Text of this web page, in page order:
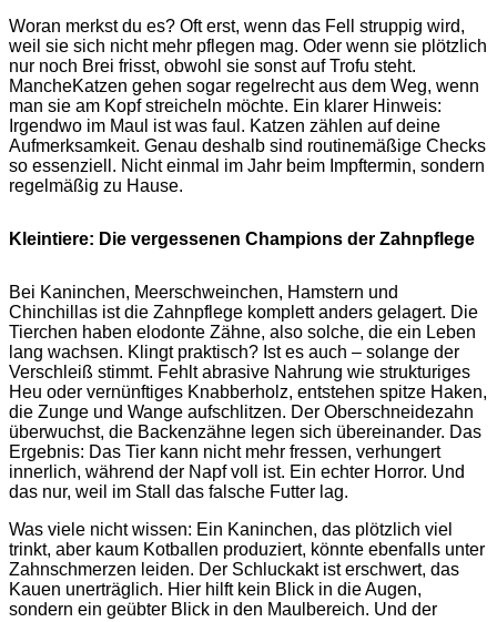
Woran merkst du es? Oft erst, wenn das Fell struppig wird,
weil sie sich nicht mehr pflegen mag. Oder wenn sie plötzlich
nur noch Brei frisst, obwohl sie sonst auf Trofu steht.
MancheKatzen gehen sogar regelrecht aus dem Weg, wenn
man sie am Kopf streicheln möchte. Ein klarer Hinweis:
Irgendwo im Maul ist was faul. Katzen zählen auf deine
Aufmerksamkeit. Genau deshalb sind routinemäßige Checks
so essenziell. Nicht einmal im Jahr beim Impftermin, sondern
regelmäßig zu Hause.
Kleintiere: Die vergessenen Champions der Zahnpflege
Bei Kaninchen, Meerschweinchen, Hamstern und
Chinchillas ist die Zahnpflege komplett anders gelagert. Die
Tierchen haben elodonte Zähne, also solche, die ein Leben
lang wachsen. Klingt praktisch? Ist es auch – solange der
Verschleiß stimmt. Fehlt abrasive Nahrung wie strukturiges
Heu oder vernünftiges Knabberholz, entstehen spitze Haken,
die Zunge und Wange aufschlitzen. Der Oberschneidezahn
überwuchst, die Backenzähne legen sich übereinander. Das
Ergebnis: Das Tier kann nicht mehr fressen, verhungert
innerlich, während der Napf voll ist. Ein echter Horror. Und
das nur, weil im Stall das falsche Futter lag.
Was viele nicht wissen: Ein Kaninchen, das plötzlich viel
trinkt, aber kaum Kotballen produziert, könnte ebenfalls unter
Zahnschmerzen leiden. Der Schluckakt ist erschwert, das
Kauen unerträglich. Hier hilft kein Blick in die Augen,
sondern ein geübter Blick in den Maulbereich. Und der